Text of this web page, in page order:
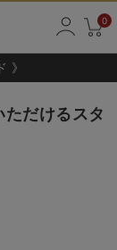
0
》
だけるスタ